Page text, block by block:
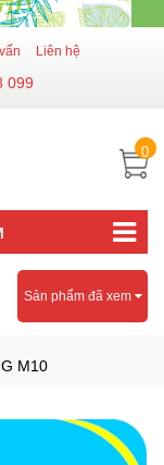
Liên hệ
099
0
Sản phẩm đã xem
M10